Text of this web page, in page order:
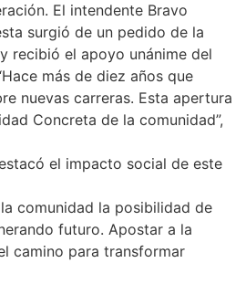
El intendente Bravo
surgió de un pedido de la
recibió el apoyo unánime del
más de diez años que
nuevas carreras. Esta apertura
Concreta de la comunidad”,
el impacto social de este
comunidad la posibilidad de
futuro. Apostar a la
camino para transformar